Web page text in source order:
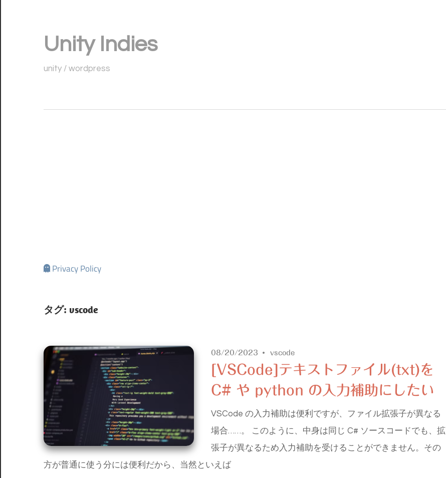
ス
Unity Indies
unity / wordpress
Privacy Policy
タグ: vscode
08/20/2023 vscode
[VSCode]テキストファイル(txt)を
C# や python の入力補助にしたい
VSCode の入力補助は便利ですが、ファイル拡張子が異なる
場合……。 このように、中身は同じ C# ソースコードでも、拡
張子が異なるため入力補助を受けることができません。その
方が普通に使う分には便利だから、当然といえば